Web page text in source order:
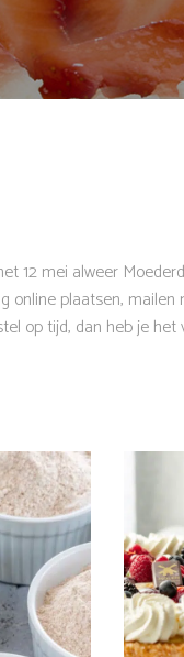
12 mei alweer
online plaatsen,
op tijd, dan heb je het